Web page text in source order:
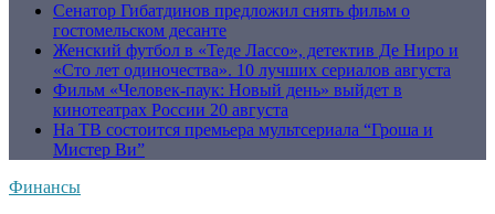
Сенатор Гибатдинов предложил снять фильм о
гостомельском десанте
Женский футбол в «Теде Лассо», детектив Де Ниро и
«Сто лет одиночества». 10 лучших сериалов августа
Фильм «Человек-паук: Новый день» выйдет в
кинотеатрах России 20 августа
На ТВ состоится премьера мультсериала “Гроша и
Мистер Ви”
Финансы